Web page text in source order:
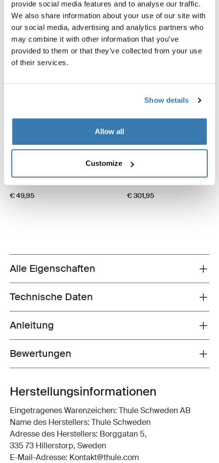
provide social media features and to analyse our traffic.
We also share information about your use of our site with
our social media, advertising and analytics partners who
may combine it with other information that you’ve
provided to them or that they’ve collected from your use
of their services.
Show details
Allow all
Customize
Thule hold down side strap kit
€ 49,95
Online verfügbar
Thule Mosquito Panorama
€ 301,95
Toggle features
Alle Eigenschaften
Toggle techspec
Technische Daten
Toggle guides and instructions
Anleitung
Toggle overview
Bewertungen
Herstellungsinformationen
Eingetragenes Warenzeichen: Thule Schweden AB
Name des Herstellers: Thule Schweden
Adresse des Herstellers: Borggatan 5,
335 73 Hillerstorp, Sweden
E-Mail-Adresse: Kontakt@thule.com